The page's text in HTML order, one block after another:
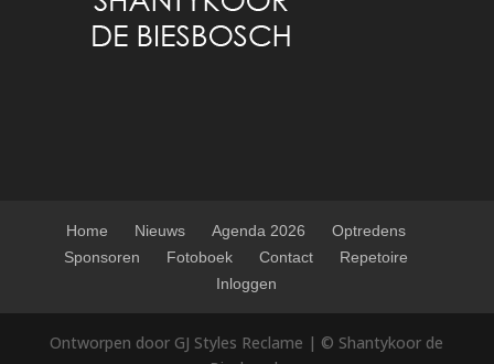
Home Nieuws Agenda 2026
Optredens
Sponsoren
Fotoboek Contact
Repetoire
Inloggen
Ontworpen door GJ Styles Reclame | © Shantykoor de